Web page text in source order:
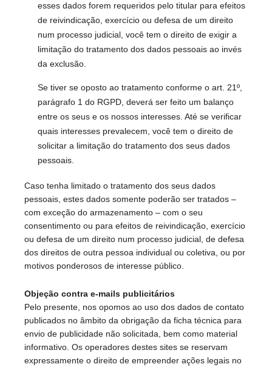
esses dados forem requeridos pelo titular para efeitos
de reivindicação, exercício ou defesa de um direito
num processo judicial, você tem o direito de exigir a
limitação do tratamento dos dados pessoais ao invés
da exclusão.
Se tiver se oposto ao tratamento conforme o art. 21º,
parágrafo 1 do RGPD, deverá ser feito um balanço
entre os seus e os nossos interesses. Até se verificar
quais interesses prevalecem, você tem o direito de
solicitar a limitação do tratamento dos seus dados
pessoais.
Caso tenha limitado o tratamento dos seus dados
pessoais, estes dados somente poderão ser tratados –
com exceção do armazenamento – com o seu
consentimento ou para efeitos de reivindicação, exercício
ou defesa de um direito num processo judicial, de defesa
dos direitos de outra pessoa individual ou coletiva, ou por
motivos ponderosos de interesse público.
Objeção contra e-mails publicitários
Pelo presente, nos opomos ao uso dos dados de contato
publicados no âmbito da obrigação da ficha técnica para
envio de publicidade não solicitada, bem como material
informativo. Os operadores destes sites se reservam
expressamente o direito de empreender ações legais no